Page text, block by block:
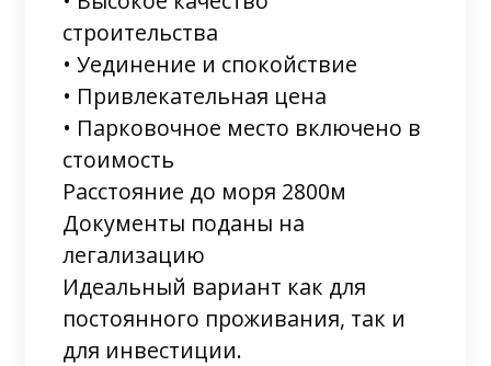
строительства
• Уединение и спокойствие
• Привлекательная цена
• Парковочное место включено в
стоимость
Расстояние до моря 2800м
Документы поданы на
легализацию
Идеальный вариант как для
постоянного проживания, так и
для инвестиции.